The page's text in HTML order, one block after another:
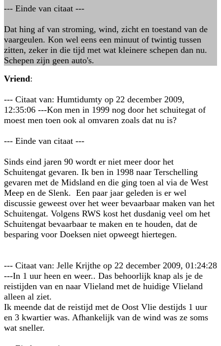
--- Einde van citaat ---
Dat hing af van stroming, wind, zicht en toestand van de
vaargeulen. Kon wel eens een minuut of twintig tussen
zitten, zeker in die tijd met wat kleinere schepen dan nu.
Schepen zijn geen auto's.
Vriend:
--- Citaat van: Humtidumty op 22 december 2009,
12:35:06 ---Kon men in 1999 nog door het schuitegat of
moest men toen ook al omvaren zoals dat nu is?
--- Einde van citaat ---
Sinds eind jaren 90 wordt er niet meer door het
Schuitengat gevaren. Ik ben in 1998 naar Terschelling
gevaren met de Midsland en die ging toen al via de West
Meep en de Slenk. Een paar jaar geleden is er wel
discussie geweest over het weer bevaarbaar maken van het
Schuitengat. Volgens RWS kost het dusdanig veel om het
Schuitengat bevaarbaar te maken en te houden, dat de
besparing voor Doeksen niet opweegt hiertegen.
--- Citaat van: Jelle Krijthe op 22 december 2009, 01:24:28
---In 1 uur heen en weer.. Das behoorlijk knap als je de
reistijden van en naar Vlieland met de huidige Vlieland
alleen al ziet.
Ik meende dat de reistijd met de Oost Vlie destijds 1 uur
en 3 kwartier was. Afhankelijk van de wind was ze soms
wat sneller.